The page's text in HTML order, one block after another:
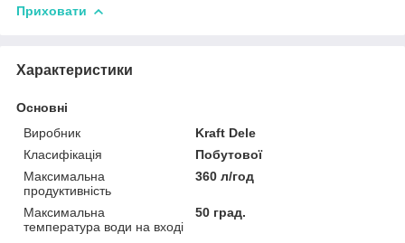
Приховати
Характеристики
Основні
Виробник
Kraft Dele
Класифікація
Побутової
Максимальна
продуктивність
360 л/год
Максимальна
температура води на вході
50 град.